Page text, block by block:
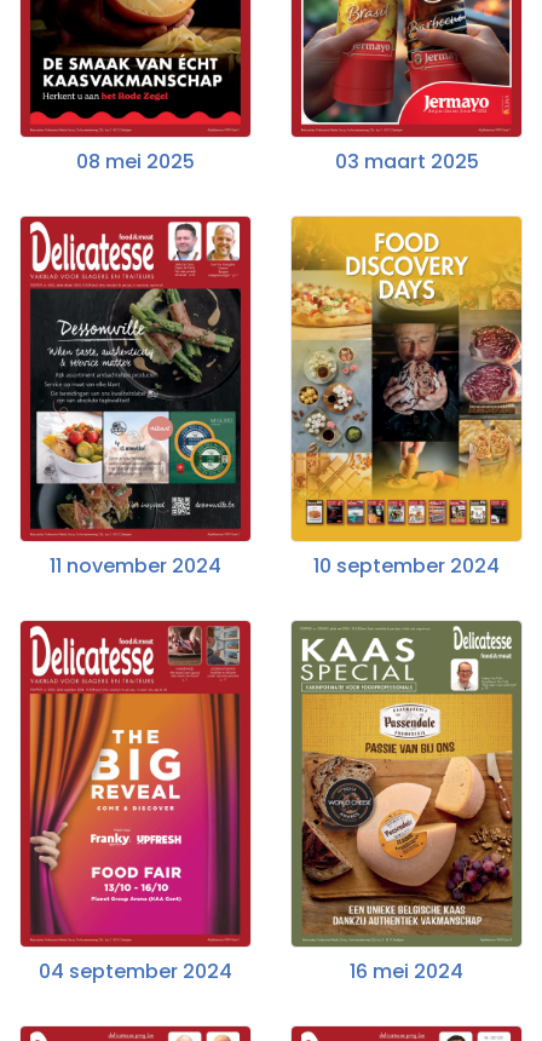
08 mei 2025 03 maart 2025
11 november 2024 10 september 2024
04 september 2024 16 mei 2024